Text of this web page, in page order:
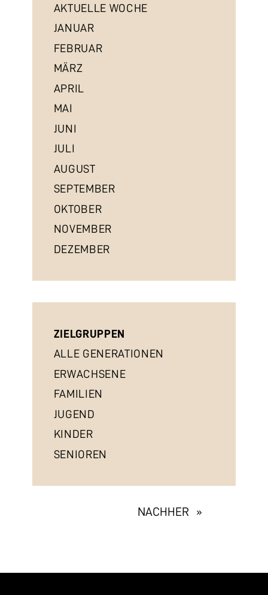
AKTUELLE WOCHE
JANUAR
FEBRUAR
MÄRZ
APRIL
MAI
JUNI
JULI
AUGUST
SEPTEMBER
OKTOBER
NOVEMBER
DEZEMBER
ZIELGRUPPEN
ALLE GENERATIONEN
ERWACHSENE
FAMILIEN
JUGEND
KINDER
SENIOREN
NACHHER »